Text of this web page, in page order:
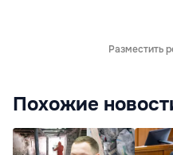
Разместить
Похожие